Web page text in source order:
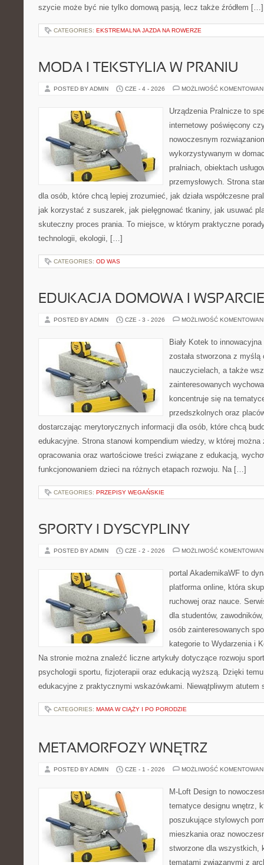
szycie może być nie tylko domową pasją, lecz także źródłem […]
CATEGORIES: EKSTREMALNA JAZDA NA ROWERZE
MODA I TEKSTYLIA W PRANIU
POSTED BY ADMIN CZE - 4 - 2026 MOŻLIWOŚĆ
Urządzenia Pralnicze to
internetowy poświęcony
nowoczesnym
wykorzystywanym w
pralniach, obiektach
przemysłowych. Strona
dla osób, które chcą lepiej zrozumieć, jak działa współczesne
jak korzystać z suszarek, jak pielęgnować tkaniny, jak usuwać
skuteczny proces prania. To miejsce, w którym praktyczne
technologii, ekologii, […]
CATEGORIES: OD WAS
EDUKACJA DOMOWA I
POSTED BY ADMIN CZE - 3 - 2026 MOŻLIWOŚĆ
Biały Kotek to
została stworzona z myślą
nauczycielach, a także
zainteresowanych
koncentruje się na
przedszkolnych oraz
dostarczając merytorycznych informacji dla osób, które chcą
edukacyjne. Strona stanowi kompendium wiedzy, w której
opracowania oraz wartościowe treści związane z edukacją,
funkcjonowaniem dzieci na różnych etapach rozwoju. Na […]
CATEGORIES: PRZEPISY WEGAŃSKIE
SPORTY I DYSCYPLINY
POSTED BY ADMIN CZE - 2 - 2026 MOŻLIWOŚĆ
portal AkademikaWF to
platforma online, która
ruchowej oraz nauce.
dla studentów,
osób zainteresowanych
kategorie to Wydarzenia i
Na stronie można znaleźć liczne artykuły dotyczące rozwoju
psychologii sportu, fizjoterapii oraz edukacją wyższą. Dzięki
edukacyjne z praktycznymi wskazówkami. Niewątpliwym
CATEGORIES: MAMA W CIĄŻY I PO PORODZIE
METAMORFOZY WNĘTRZ
POSTED BY ADMIN CZE - 1 - 2026 MOŻLIWOŚĆ
M-Loft Design to
tematyce designu wnętrz,
poszukujące stylowych
mieszkania oraz
stworzone dla wszystkich,
tematami związanymi z